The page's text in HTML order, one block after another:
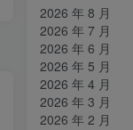
2026 年 8 月
2026 年 7 月
2026 年 6 月
2026 年 5 月
2026 年 4 月
2026 年 3 月
2026 年 2 月